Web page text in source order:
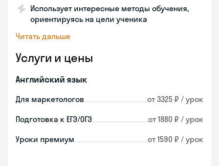
Использует интересные методы обучения,
ориентируясь на цели ученика
Читать дальше
Услуги и цены
Английский язык
Для маркетологов от 3325 ₽ / урок
Подготовка к ЕГЭ/ОГЭ от 1880 ₽ / урок
Уроки премиум от 1590 ₽ / урок